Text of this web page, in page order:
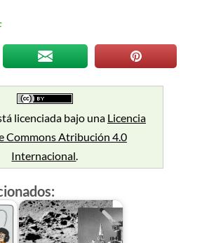
licenciada bajo una Licencia
Commons Atribución 4.0
Internacional